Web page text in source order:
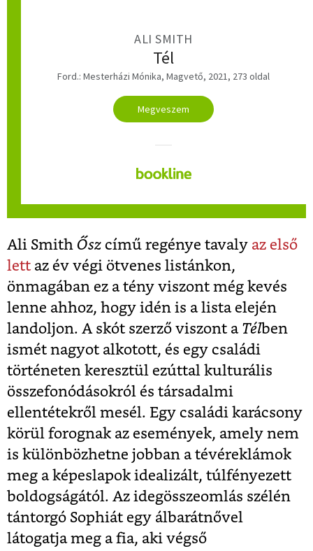
ALI SMITH
Tél
Ford.: Mesterházi Mónika, Magvető, 2021, 273 oldal
Megveszem
Ali Smith Ősz című regénye tavaly az első
lett az év végi ötvenes listánkon,
önmagában ez a tény viszont még kevés
lenne ahhoz, hogy idén is a lista elején
landoljon. A skót szerző viszont a Télben
ismét nagyot alkotott, és egy családi
történeten keresztül ezúttal kulturális
összefonódásokról és társadalmi
ellentétekről mesél. Egy családi karácsony
körül forognak az események, amely nem
is különbözhetne jobban a tévéreklámok
meg a képeslapok idealizált, túlfényezett
boldogságától. Az idegösszeomlás szélén
tántorgó Sophiát egy álbarátnővel
látogatja meg a fia, aki végső